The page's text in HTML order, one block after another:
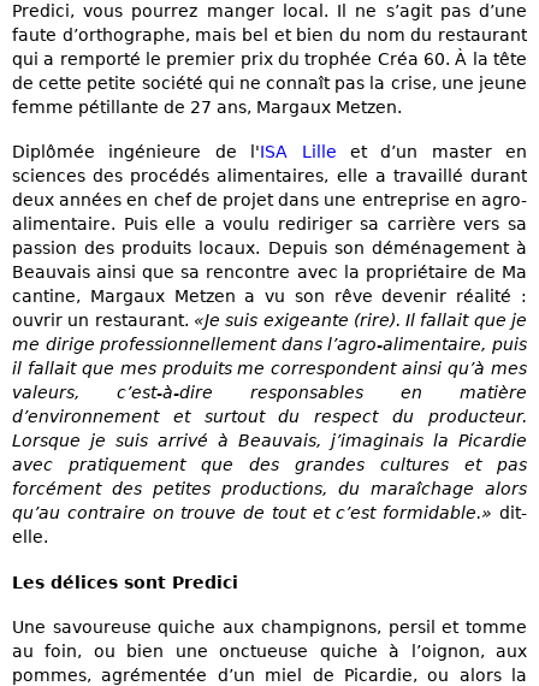
Predici, vous pourrez manger local. Il ne s’agit pas d’une
faute d’orthographe, mais bel et bien du nom du restaurant
qui a remporté le premier prix du trophée Créa 60. À la tête
de cette petite société qui ne connaît pas la crise, une jeune
femme pétillante de 27 ans, Margaux Metzen.
Diplômée ingénieure de l'ISA Lille et d’un master en
sciences des procédés alimentaires, elle a travaillé durant
deux années en chef de projet dans une entreprise en agro-
alimentaire. Puis elle a voulu rediriger sa carrière vers sa
passion des produits locaux. Depuis son déménagement à
Beauvais ainsi que sa rencontre avec la propriétaire de Ma
cantine, Margaux Metzen a vu son rêve devenir réalité :
ouvrir un restaurant. «Je suis exigeante (rire). Il fallait que je
me dirige professionnellement dans l’agro-alimentaire, puis
il fallait que mes produits me correspondent ainsi qu’à mes
valeurs, c’est-à-dire responsables en matière
d’environnement et surtout du respect du producteur.
Lorsque je suis arrivé à Beauvais, j’imaginais la Picardie
avec pratiquement que des grandes cultures et pas
forcément des petites productions, du maraîchage alors
qu’au contraire on trouve de tout et c’est formidable.» dit-
elle.
Les délices sont Predici
Une savoureuse quiche aux champignons, persil et tomme
au foin, ou bien une onctueuse quiche à l’oignon, aux
pommes, agrémentée d’un miel de Picardie, ou alors la